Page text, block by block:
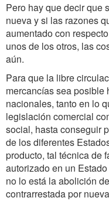
Pero hay que decir que
nueva y si las razones
aumentado con
unos de los otros, las
aún.
Para que la libre
mercancías sea
nacionales, tanto en lo
legislación comercial
social, hasta conseguir
de los diferentes
producto, tal técnica de
autorizado en un
no lo está la abolición
contrarrestada por